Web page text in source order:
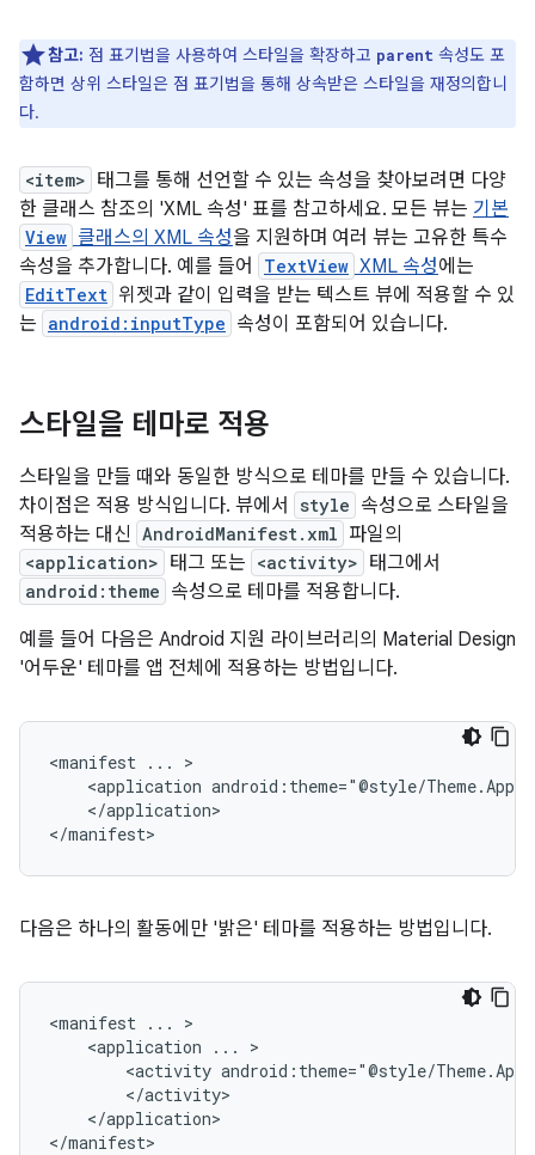
참고: 점 표기법을 사용하여 스타일을 확장하고 parent 속성도 포
함하면 상위 스타일은 점 표기법을 통해 상속받은 스타일을 재정의합니
다.
<item> 태그를 통해 선언할 수 있는 속성을 찾아보려면 다양
한 클래스 참조의 'XML 속성' 표를 참고하세요. 모든 뷰는 기본
View 클래스의 XML 속성을 지원하며 여러 뷰는 고유한 특수
속성을 추가합니다. 예를 들어
TextView XML 속성에는
EditText 위젯과 같이 입력을 받는 텍스트 뷰에 적용할 수 있
는 android:inputType 속성이 포함되어 있습니다.
스타일을 테마로 적용
스타일을 만들 때와 동일한 방식으로 테마를 만들 수 있습니다.
차이점은 적용 방식입니다. 뷰에서
style 속성으로 스타일을
적용하는 대신 AndroidManifest.xml 파일의
<application> 태그 또는 <activity> 태그에서
android:theme 속성으로 테마를 적용합니다.
예를 들어 다음은 Android 지원 라이브러리의 Material Design
'어두운' 테마를 앱 전체에 적용하는 방법입니다.
<manifest ...
<application android:theme="@style/
</application>
</manifest>
다음은 하나의 활동에만 '밝은' 테마를 적용하는 방법입니다.
<manifest ...
<application
...
<activity android:theme="@style/
</application>
</manifest>